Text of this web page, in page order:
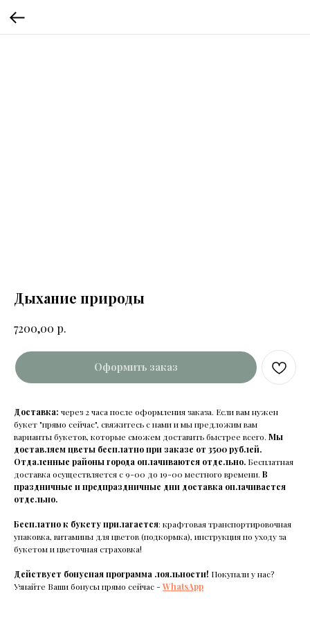
Дыхание природы
7200,00 р.
Оформить заказ
Доставка: через 2 часа после оформления заказа. Если вам нужен
букет "прямо сейчас", свяжитесь с нами и мы предложим вам
варианты букетов, которые сможем доставить быстрее всего. Мы
доставляем цветы бесплатно при заказе от 3500 рублей.
Отдаленные районы города оплачиваются отдельно. Бесплатная
доставка осуществляется с 9-00 до 19-00 местного времени. В
праздничные и предпраздничные дни доставка оплачивается
отдельно.
Бесплатно к букету прилагается: крафтовая транспортировочная
упаковка, витамины для цветов (подкормка), инструкция по уходу за
букетом и цветочная страховка!
Действует бонусная программа лояльности! Покупали у нас?
Узнайте Ваши бонусы прямо сейчас -WhatsApp